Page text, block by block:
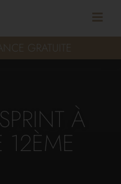
GRATUITE
À
12ÈME